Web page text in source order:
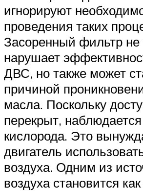
игнорируют
проведения таких
Засоренный фильтр не
нарушает
ДВС, но также может
причиной
масла. Поскольку
перекрыт,
кислорода. Это
двигатель
воздуха. Одним из
воздуха становится